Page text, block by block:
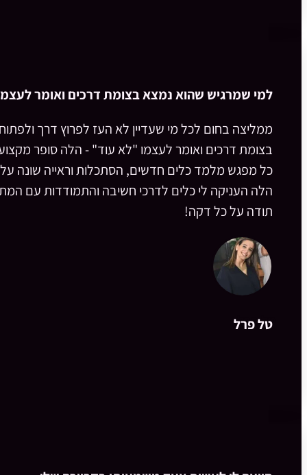
למי שמרגיש שהוא נמצא בצומת דרכים ואומר
ממליצה בחום לכל מי שעדיין לא העז לפרוץ דרך
בצומת דרכים ואומר לעצמו "לא עוד" - הלה סופר
כל מפגש מלמד כלים חדשים, הסתכלות וראייה שונה על
הלה העניקה לי כלים לדרכי חשיבה והתמודדות עם
תודה על כל דקה!
טל פרל